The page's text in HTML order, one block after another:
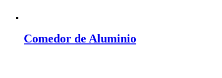
Comedor de Aluminio